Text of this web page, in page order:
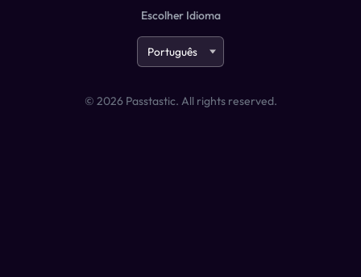
Escolher Idioma
© 2026Passtastic. All rights reserved.